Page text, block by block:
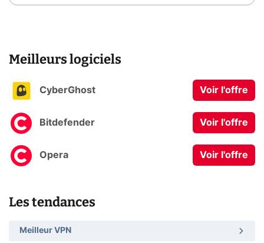
Meilleurs logiciels
CyberGhost Voir l'offre
Bitdefender Voir l'offre
Opera Voir l'offre
Les tendances
Meilleur VPN